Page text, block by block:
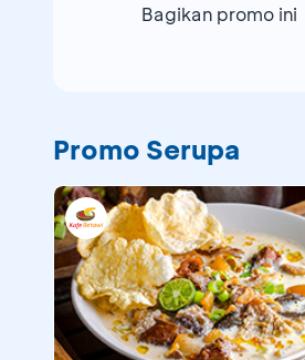
Bagikan promo ini
Promo Serupa